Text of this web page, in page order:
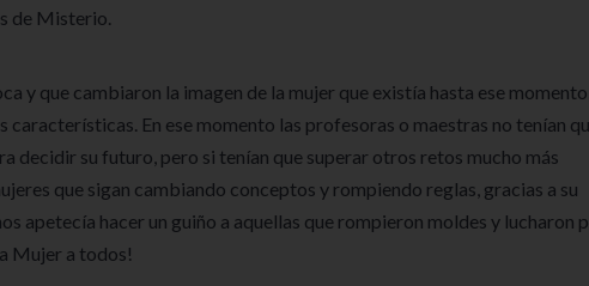
de Misterio.
y que cambiaron la imagen de la mujer que existía hasta ese
características. En ese momento las profesoras o maestras no tenían
decidir su futuro, pero si tenían que superar otros retos mucho más
que sigan cambiando conceptos y rompiendo reglas, gracias a su
apetecía hacer un guiño a aquellas que rompieron moldes y lucharon
Mujer a todos!